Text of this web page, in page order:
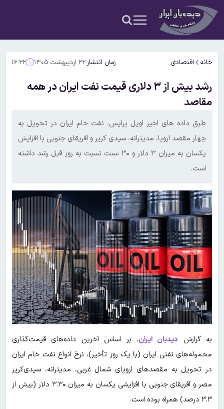
خانه اقتصادی زمان انتشار:۲۲ اردیبهشت ۱۴۰۵ ۱۶:۲۲
رشد بیش از ۳ دلاری قیمت نفت ایران در همه
مقاصد
طبق داده های اخیر اویل پرایس، نفت خام ایران در تحویل به
چهار مقصد اروپا، مدیترانه، سیدی کریر و آفریقای جنوبی با افزایش
یکسان به میزان ۳ دلار و ۳۰ سنت نسبت به روز قبل رشد داشته
است.
به گزارش دیدبان ایران، بر اساس آخرین داده‌های قیمت‌گذاری
محموله‌های نفتی ایران (با یک روز تأخیر)، نرخ انواع نفت خام ایران
در تحویل به مقصدهای اروپای شمال غربی، مدیترانه، سیدی‌کریر
مصر و آفریقای جنوبی با افزایشی یکسان به میزان ۳.۳۰ دلار (بیش از
۳.۳ درصد) همراه بوده است.